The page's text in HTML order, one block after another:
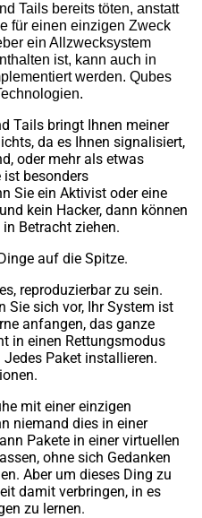
Tails bereits töten, anstatt
für einen einzigen Zweck
ein Allzwecksystem
ist, kann auch in
werden. Qubes
Tails bringt Ihnen meiner
da es Ihnen signalisiert,
oder mehr als etwas
ist besonders
Sie ein Aktivist oder eine
kein Hacker, dann können
Betracht ziehen.
auf die Spitze.
reproduzierbar zu sein.
Sie sich vor, Ihr System ist
anfangen, das ganze
in einen Rettungsmodus
Paket installieren.
mit einer einzigen
niemand dies in einer
Pakete in einer virtuellen
ohne sich Gedanken
Aber um dieses Ding zu
damit verbringen, in es
zu lernen.